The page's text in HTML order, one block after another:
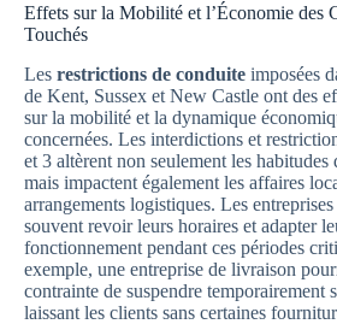
Effets sur la Mobilité et l’Économie des
Touchés
Les restrictions de conduite imposées
de Kent, Sussex et New Castle ont des
sur la mobilité et la dynamique
concernées. Les interdictions et
et 3 altèrent non seulement les habitudes
mais impactent également les affaires
arrangements logistiques. Les
souvent revoir leurs horaires et adapter
fonctionnement pendant ces périodes
exemple, une entreprise de livraison
contrainte de suspendre temporairement
laissant les clients sans certaines